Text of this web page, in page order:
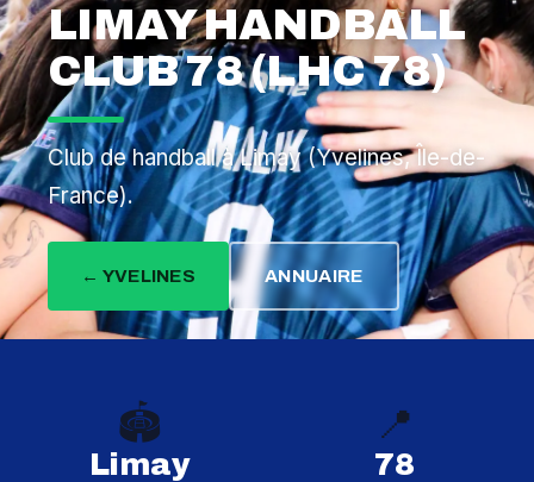
LIMAY HANDBALL
CLUB 78 (LHC 78)
Club de handball à Limay (Yvelines, Île-de-
France).
← YVELINES ANNUAIRE
🏟️
Limay
📍
78